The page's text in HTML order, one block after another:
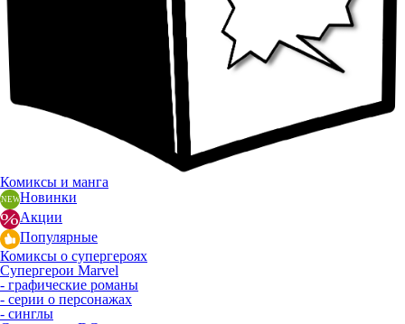
Комиксы и манга
Новинки
Акции
Популярные
Комиксы о супергероях
Супергерои Marvel
- графические романы
- серии о персонажах
- синглы